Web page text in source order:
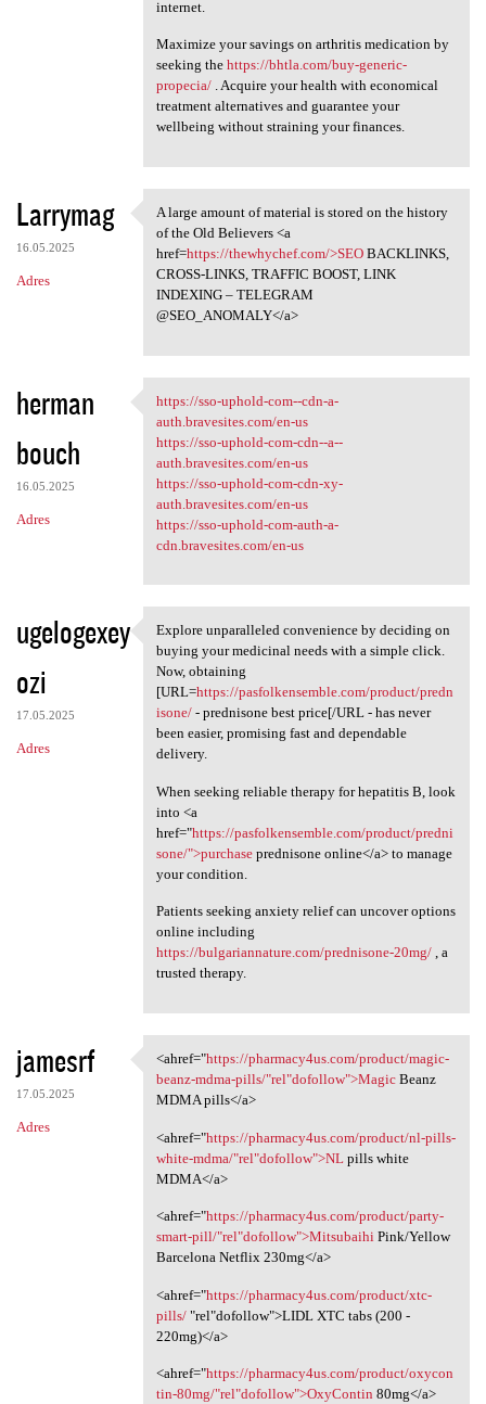
internet.
Maximize your savings on arthritis medication by
seeking the https://bhtla.com/buy-generic-
propecia/. Acquire your health with economical
treatment alternatives and guarantee your
wellbeing without straining your finances.
Larrymag
16.05.2025
Adres
A large amount of material is
A large amount of material is stored on the history
of the Old Believers <a
href=https://thewhychef.com/>SEOBACKLINKS,
CROSS-LINKS, TRAFFIC BOOST, LINK
INDEXING – TELEGRAM
@SEO_ANOMALY</a>
herman
bouch
16.05.2025
Adres
https://sso-uphold-com--cdn-a
https://sso-uphold-com--cdn-a-
auth.bravesites.com/en-us
https://sso-uphold-com-cdn--a--
auth.bravesites.com/en-us
https://sso-uphold-com-cdn-xy-
auth.bravesites.com/en-us
https://sso-uphold-com-auth-a-
cdn.bravesites.com/en-us
ugelogexey
ozi
17.05.2025
Adres
Explore unparalleled
Explore unparalleled convenience by deciding on
buying your medicinal needs with a simple click.
Now, obtaining
[URL=https://pasfolkensemble.com/product/predn
isone/- prednisone best price[/URL - has never
been easier, promising fast and dependable
delivery.
When seeking reliable therapy for hepatitis B, look
into <a
href="https://pasfolkensemble.com/product/predni
sone/">purchaseprednisone online</a> to manage
your condition.
Patients seeking anxiety relief can uncover options
online including
https://bulgariannature.com/prednisone-20mg/, a
trusted therapy.
jamesrf
17.05.2025
Adres
<ahref="https://pharmacy4us
<ahref="https://pharmacy4us.com/product/magic-
beanz-mdma-pills/"rel"dofollow">MagicBeanz
MDMA pills</a>
<ahref="https://pharmacy4us.com/product/nl-pills-
white-mdma/"rel"dofollow">NLpills white
MDMA</a>
<ahref="https://pharmacy4us.com/product/party-
smart-pill/"rel"dofollow">MitsubaihiPink/Yellow
Barcelona Netflix 230mg</a>
<ahref="https://pharmacy4us.com/product/xtc-
pills/‎"rel"dofollow">LIDL XTC tabs (200 -
220mg)</a>
<ahref="https://pharmacy4us.com/product/oxycon
tin-80mg/"rel"dofollow">OxyContin 80mg</a>